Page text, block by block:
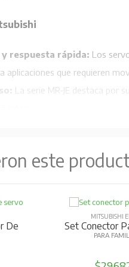
respuesta rápida: Los
aplicaciones que requieren
La serie MR-JE destaca por
Los servodrivers MR-
Tanto los servomotores
integradas:
de seguridad.
este
De
MITSUBISHI
Set Conector
PARA